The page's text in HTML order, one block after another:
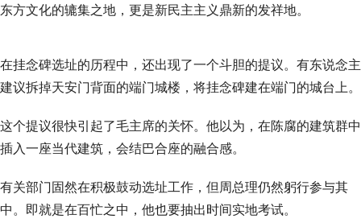
东方文化的辘集之地，更是新民主主义鼎新的发祥地。
在挂念碑选址的历程中，还出现了一个斗胆的提议。有东说念主
建议拆掉天安门背面的端门城楼，将挂念碑建在端门的城台上。
这个提议很快引起了毛主席的关怀。他以为，在陈腐的建筑群中
插入一座当代建筑，会结巴合座的融合感。
有关部门固然在积极鼓动选址工作，但周总理仍然躬行参与其
中。即就是在百忙之中，他也要抽出时间实地考试。